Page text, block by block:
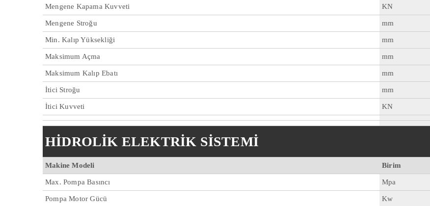
Mengene Kapama Kuvveti KN
Mengene Stroğu mm
Min. Kalıp Yüksekliği mm
Maksimum Açma mm
Maksimum Kalıp Ebatı mm
İtici Stroğu mm
İtici Kuvveti KN
HİDROLİK ELEKTRİK SİSTEMİ
Makine Modeli Birim
Max. Pompa Basıncı Mpa
Pompa Motor Gücü Kw